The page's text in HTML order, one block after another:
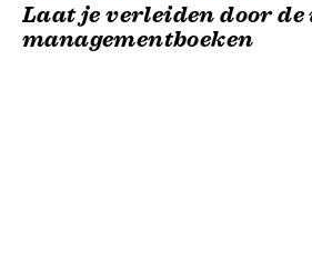
Laat je verleiden door de
managementboeken